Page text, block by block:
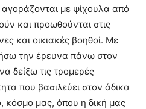
αγοράζονται με ψίχουλα από
και προωθούνται στις
και οικιακές βοηθοί. Με
την έρευνα πάνω στον
δείξω τις τρομερές
που βασιλεύει στον άδικα
κόσμο μας, όπου η δική μας